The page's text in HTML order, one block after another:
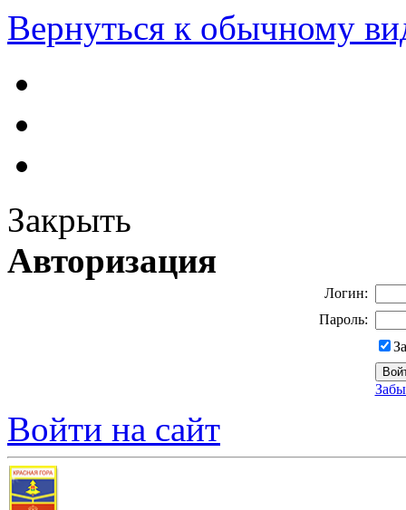
Вернуться к обычному
Закрыть
Авторизация
Логин:
Пароль:
Войти на сайт